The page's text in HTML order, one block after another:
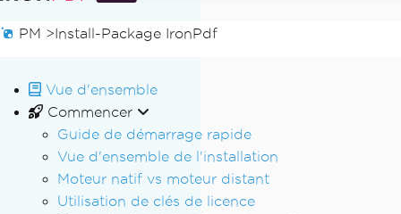
PM >Install-Package IronPdf
Vue d'ensemble
Commencer
Guide de démarrage rapide
Vue d'ensemble de l'installation
Moteur natif vs moteur distant
Utilisation de clés de licence